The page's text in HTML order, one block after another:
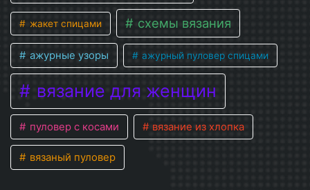
жакет спицами схемы вязания
ажурные узоры ажурный пуловер спицами
вязание для женщин
пуловер с косами вязание из хлопка
вязаный пуловер